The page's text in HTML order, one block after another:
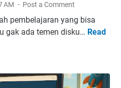
AM Post a Comment
pembelajaran yang bisa
gak ada temen disku… Read